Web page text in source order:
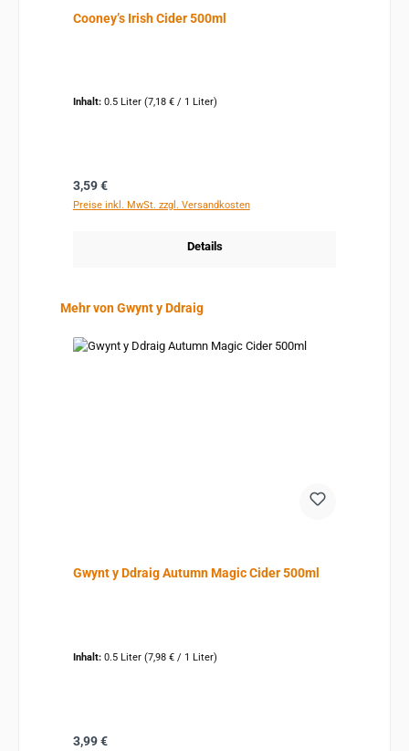
Cooney’s Irish Cider 500ml
Inhalt: 0.5 Liter (7,18 € / 1 Liter)
Regulärer Preis:
3,59 €
Preise inkl. MwSt. zzgl. Versandkosten
Details
Produktgalerie überspringen
Mehr von Gwynt y Ddraig
Gwynt y Ddraig Autumn Magic Cider 500ml
Inhalt: 0.5 Liter (7,98 € / 1 Liter)
Regulärer Preis:
3,99 €